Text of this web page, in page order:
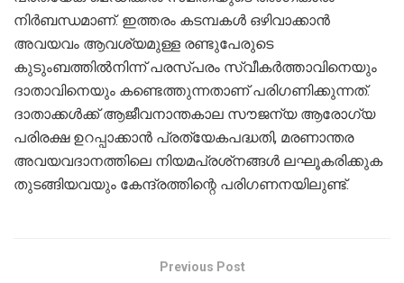
നിർബന്ധമാണ്. ഇത്തരം കടമ്പകൾ ഒഴിവാക്കാൻ
അവയവം ആവശ്യമുള്ള രണ്ടുപേരുടെ
കുടുംബത്തിൽനിന്ന് പരസ്പരം സ്വീകർത്താവിനെയും
ദാതാവിനെയും കണ്ടെത്തുന്നതാണ് പരിഗണിക്കുന്നത്.
ദാതാക്കൾക്ക് ആജീവനാന്തകാല സൗജന്യ ആരോഗ്യ
പരിരക്ഷ ഉറപ്പാക്കാൻ പ്രത്യേകപദ്ധതി, മരണാന്തര
അവയവദാനത്തിലെ നിയമപ്രശ്‌നങ്ങൾ ലഘൂകരിക്കുക
തുടങ്ങിയവയും കേന്ദ്രത്തിന്റെ പരിഗണനയിലുണ്ട്.
Previous Post